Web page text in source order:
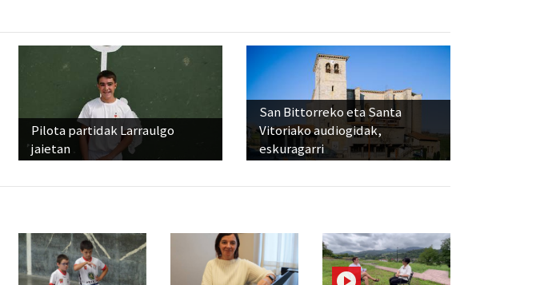
Pilota partidak Larraulgo
jaietan
San Bittorreko eta Santa
Vitoriako audiogidak,
eskuragarri